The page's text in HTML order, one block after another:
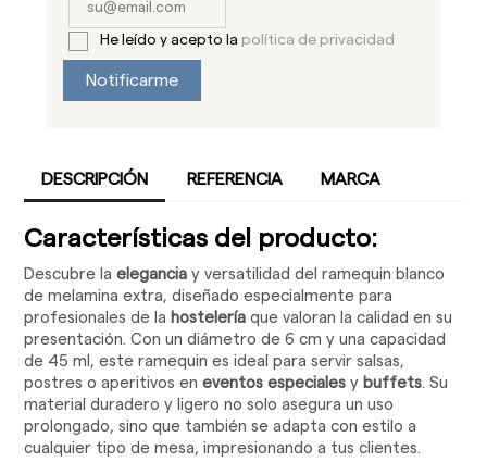
He leído y acepto la política de privacidad
Notificarme
DESCRIPCIÓN REFERENCIA MARCA
Características del producto:
Descubre laelegancia y versatilidad del ramequin blanco
de melamina extra, diseñado especialmente para
profesionales de la hostelería que valoran la calidad en su
presentación. Con un diámetro de 6 cm y una capacidad
de 45 ml, este ramequin es ideal para servir salsas,
postres o aperitivos eneventos especiales y buffets. Su
material duradero y ligero no solo asegura un uso
prolongado, sino que también se adapta con estilo a
cualquier tipo de mesa, impresionando a tus clientes.